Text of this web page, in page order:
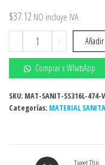
$37.12 NO incluye IVA
-
Visor
sanitario
360°
con
rejilla
de
+
Comprar x WhatsApp
SKU: MAT-SANIT-SS316L-474-
Categorías: MATERIAL
Tweet This